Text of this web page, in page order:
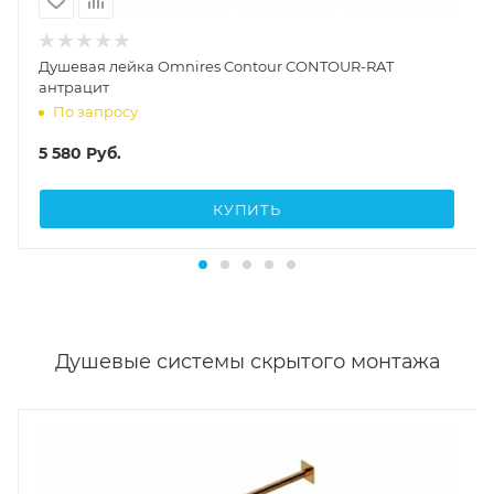
Душевая лейка Omnires Contour CONTOUR-RAT
антрацит
По запросу
5 580 Руб.
КУПИТЬ
Душевые системы скрытого монтажа